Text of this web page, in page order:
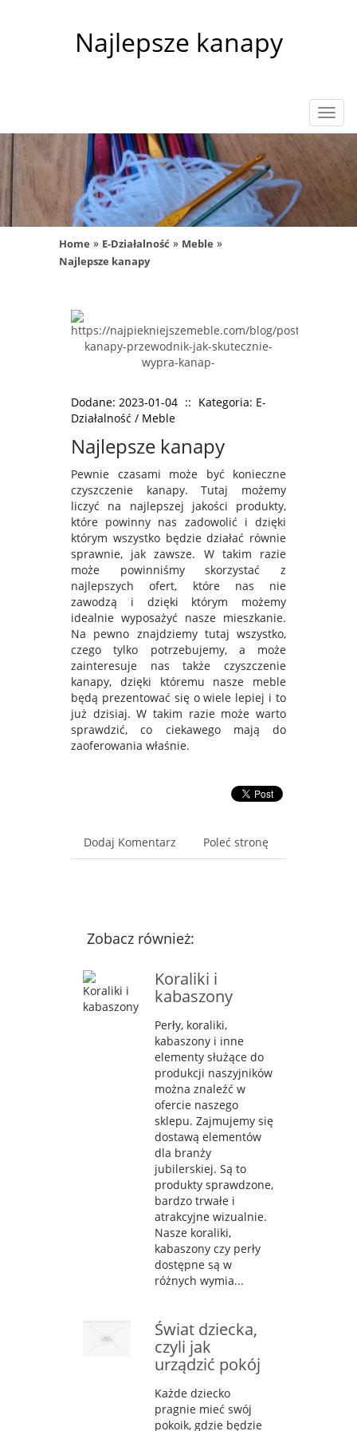
Najlepsze kanapy
Home » E-Działalność » Meble »
Najlepsze kanapy
Dodane: 2023-01-04 :: Kategoria: E-
Działalność / Meble
Najlepsze kanapy
Pewnie czasami może być konieczne
czyszczenie kanapy. Tutaj możemy
liczyć na najlepszej jakości produkty,
które powinny nas zadowolić i dzięki
którym wszystko będzie działać równie
sprawnie, jak zawsze. W takim razie
może powinniśmy skorzystać z
najlepszych ofert, które nas nie
zawodzą i dzięki którym możemy
idealnie wyposażyć nasze mieszkanie.
Na pewno znajdziemy tutaj wszystko,
czego tylko potrzebujemy, a może
zainteresuje nas także czyszczenie
kanapy, dzięki któremu nasze meble
będą prezentować się o wiele lepiej i to
już dzisiaj. W takim razie może warto
sprawdzić, co ciekawego mają do
zaoferowania właśnie.
Dodaj Komentarz Poleć stronę
Zobacz również:
Koraliki i
kabaszony
Perły, koraliki,
kabaszony i inne
elementy służące do
produkcji naszyjników
można znaleźć w
ofercie naszego
sklepu. Zajmujemy się
dostawą elementów
dla branży
jubilerskiej. Są to
produkty sprawdzone,
bardzo trwałe i
atrakcyjne wizualnie.
Nasze koraliki,
kabaszony czy perły
dostępne są w
różnych wymia...
Świat dziecka,
czyli jak
urządzić pokój
Każde dziecko
pragnie mieć swój
pokoik, gdzie będzie